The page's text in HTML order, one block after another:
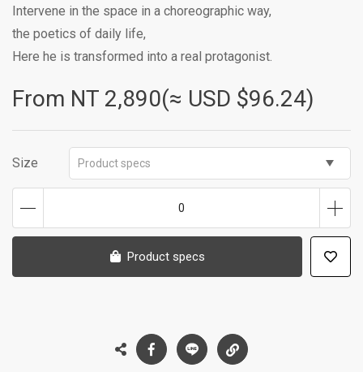
Intervene in the space in a choreographic way,
the poetics of daily life,
Here he is transformed into a real protagonist.
From NT 2,890(≈ USD $96.24)
Size Product specs
0
Product specs